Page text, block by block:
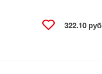
322.10 руб